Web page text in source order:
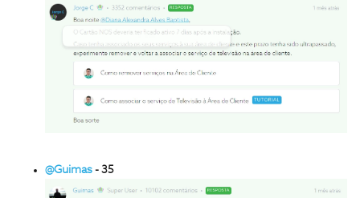
@Guimas - 35